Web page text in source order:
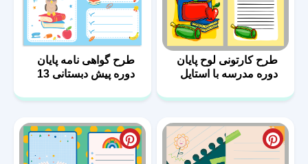
طرح کارتونی لوح پایان
دوره مدرسه با استایل
طرح گواهی نامه پایان
دوره پیش دبستانی 13